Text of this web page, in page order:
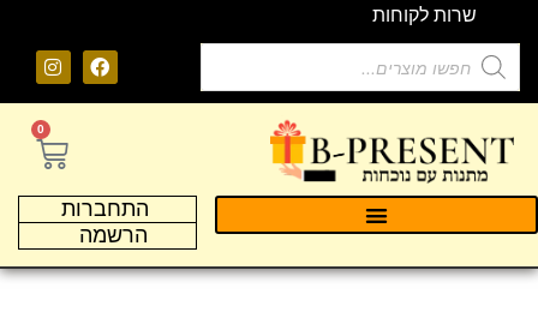
שרות לקוחות
התחברות
הרשמה
0